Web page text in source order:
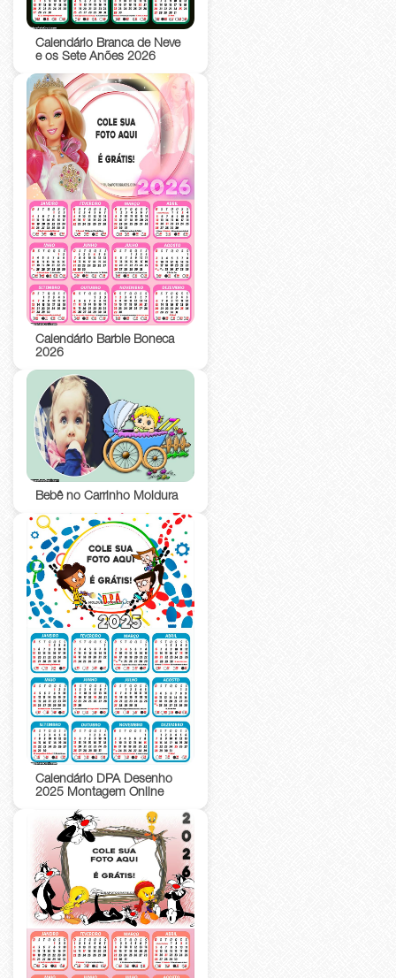
Calendário Branca de Neve
e os Sete Anões 2026
Calendário Barbie Boneca
2026
Bebê no Carrinho Moldura
Calendário DPA Desenho
2025 Montagem Online